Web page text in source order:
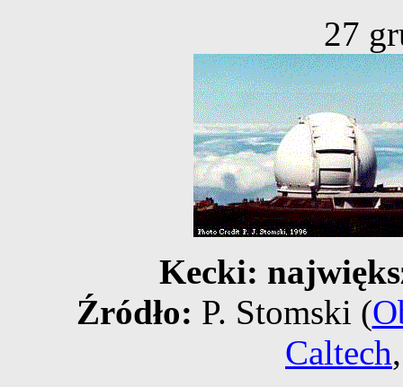
27
Kecki:
Źródło: P. Stomski (
Caltech